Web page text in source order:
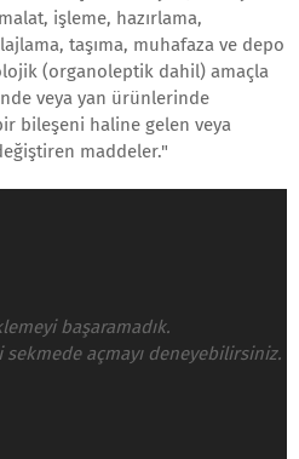
işleme, hazırlama,
taşıma, muhafaza ve depo
(organoleptik dahil) amaçla
veya yan ürünlerinde
bileşeni haline gelen veya
maddeler."
başaramadık.
sekmede açmayı deneyebilirsiniz.